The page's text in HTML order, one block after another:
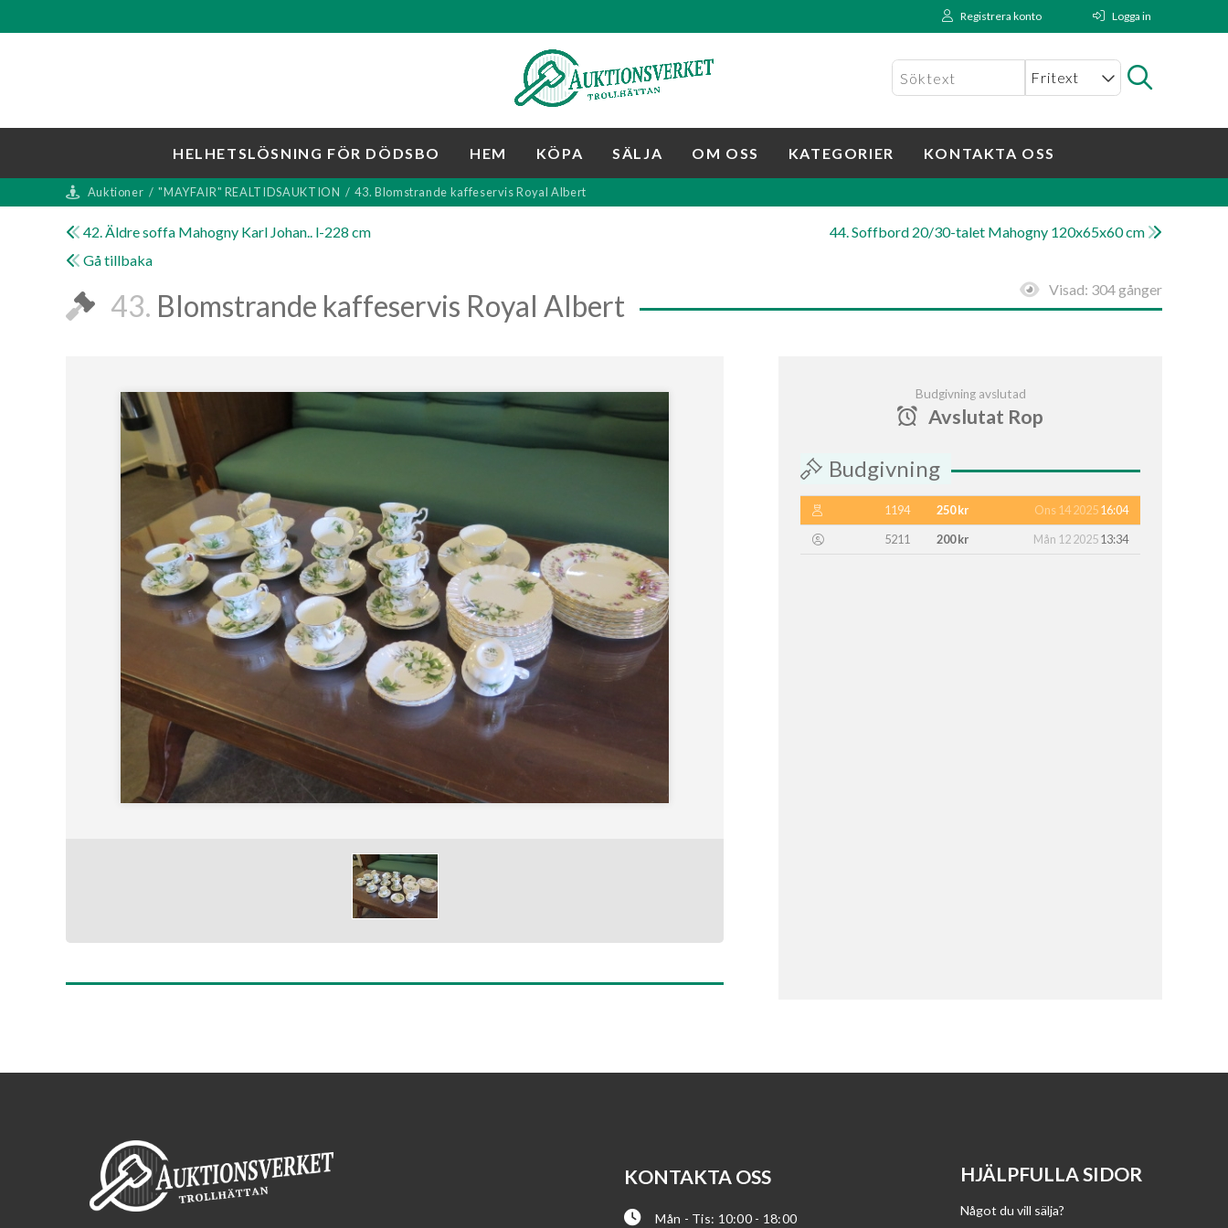
Registrera konto Logga in
HELHETSLÖSNING FÖR DÖDSBO HEM KÖPA SÄLJA OM OSS KATEGORIER KONTAKTA OSS
Auktioner / "MAYFAIR" REALTIDSAUKTION / 43. Blomstrande kaffeservis Royal Albert
42. Äldre soffa Mahogny Karl Johan.. l-228 cm
44. Soffbord 20/30-talet Mahogny 120x65x60 cm
Gå tillbaka
Visad: 304 gånger
43. Blomstrande kaffeservis Royal Albert
Budgivning avslutad
Avslutat Rop
Budgivning
1194 250 kr Ons 14 202516:04
5211
200 kr Mån 12 202513:34
KONTAKTA OSS
Mån - Tis: 10:00 - 18:00
HJÄLPFULLA SIDOR
Något du vill sälja?